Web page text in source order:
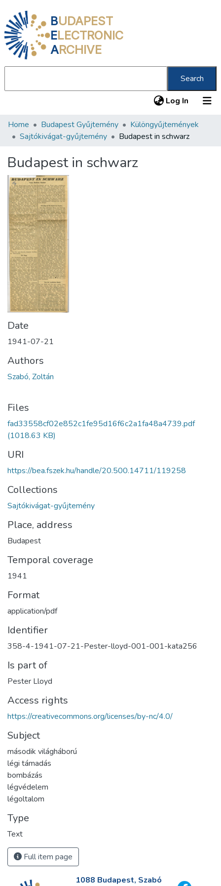
BUDAPEST
ELECTRONIC
ARCHIVE
Search
Log In (current)
Communities & Collections
Statistics
About us
Home Budapest Gyűjtemény
Különgyűjtemények
Sajtókivágat-gyűjtemény
Budapest in schwarz
Budapest in schwarz
Date
1941-07-21
Authors
Szabó, Zoltán
Files
fad33558cf02e852c1fe95d16f6c2a1fa48a4739.pdf
(1018.63 KB)
URI
https://bea.fszek.hu/handle/20.500.14711/119258
Collections
Sajtókivágat-gyűjtemény
Place, address
Budapest
Temporal coverage
1941
Format
application/pdf
Identifier
358-4-1941-07-21-Pester-lloyd-001-001-kata256
Is part of
Pester Lloyd
Access rights
https://creativecommons.org/licenses/by-nc/4.0/
Subject
második világháború
légi támadás
bombázás
légvédelem
légoltalom
Type
Text
Full item page
1088 Budapest, Szabó